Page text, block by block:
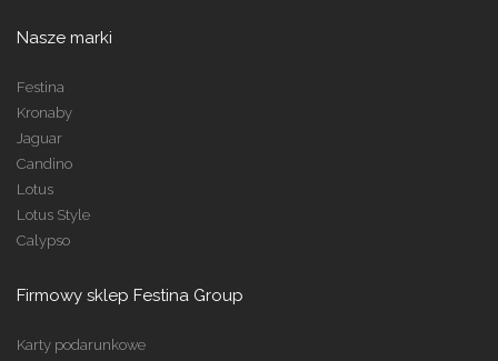
Nasze marki
Festina
Kronaby
Jaguar
Candino
Lotus
Lotus Style
Calypso
Firmowy sklep Festina Group
Karty podarunkowe